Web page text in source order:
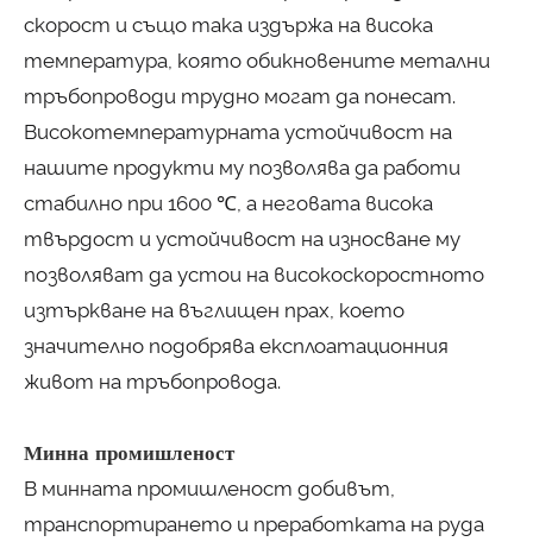
скорост и също така издържа на висока
температура, която обикновените метални
тръбопроводи трудно могат да понесат.
Високотемпературната устойчивост на
нашите продукти му позволява да работи
стабилно при 1600 ℃, а неговата висока
твърдост и устойчивост на износване му
позволяват да устои на високоскоростното
изтъркване на въглищен прах, което
значително подобрява експлоатационния
живот на тръбопровода.
Минна промишленост
В минната промишленост добивът,
транспортирането и преработката на руда